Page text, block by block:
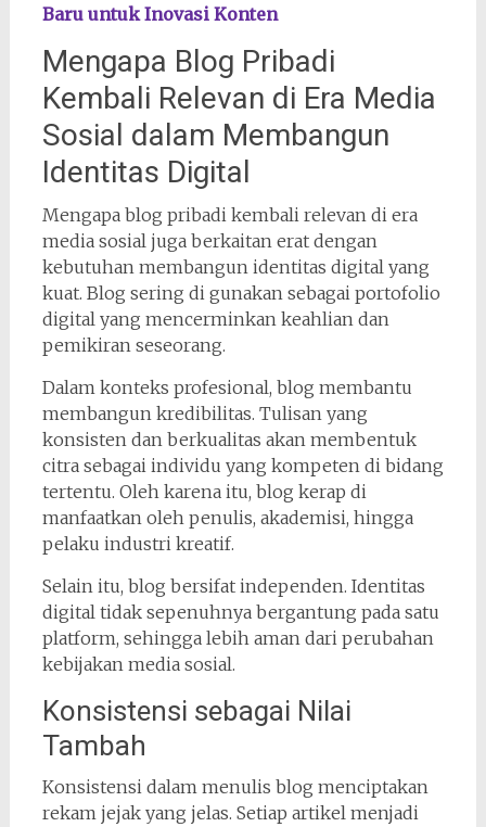
Baru untuk Inovasi Konten
Mengapa Blog Pribadi
Kembali Relevan di Era Media
Sosial dalam Membangun
Identitas Digital
Mengapa blog pribadi kembali relevan di era
media sosial juga berkaitan erat dengan
kebutuhan membangun identitas digital yang
kuat. Blog sering di gunakan sebagai portofolio
digital yang mencerminkan keahlian dan
pemikiran seseorang.
Dalam konteks profesional, blog membantu
membangun kredibilitas. Tulisan yang
konsisten dan berkualitas akan membentuk
citra sebagai individu yang kompeten di bidang
tertentu. Oleh karena itu, blog kerap di
manfaatkan oleh penulis, akademisi, hingga
pelaku industri kreatif.
Selain itu, blog bersifat independen. Identitas
digital tidak sepenuhnya bergantung pada satu
platform, sehingga lebih aman dari perubahan
kebijakan media sosial.
Konsistensi sebagai Nilai
Tambah
Konsistensi dalam menulis blog menciptakan
rekam jejak yang jelas. Setiap artikel menjadi